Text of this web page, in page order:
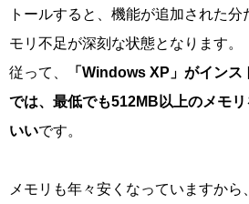
トールすると、機能が追加された分
モリ不足が深刻な状態となります。
従って、
「Windows XP」がイン
では、最低でも512MB以上のメモ
いいです。
メモリも年々安くなっていますか